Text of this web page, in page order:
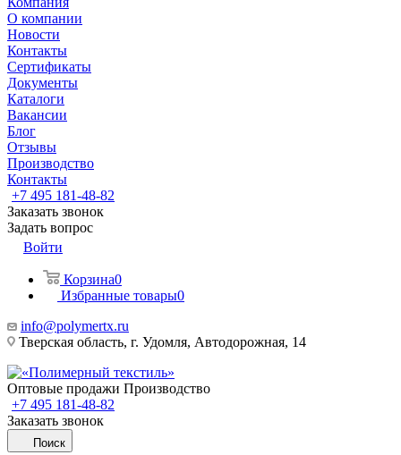
О компании
Новости
Контакты
Сертификаты
Документы
Каталоги
Вакансии
Блог
Отзывы
Производство
Контакты
+7 495 181-48-82
Заказать звонок
Задать вопрос
Войти
Корзина0
Избранные товары0
info@polymertx.ru
Тверская область, г. Удомля, Автодорожная, 14
Оптовые продажи Производство
+7 495 181-48-82
Заказать звонок
Поиск